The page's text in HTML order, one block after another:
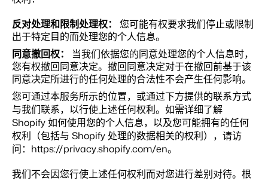
反对处理和限制处理权：
您可能有权要求我们停止或限制
出于特定目的而处理您的个人信息。
同意撤回权：
当我们依据您的同意处理您的个人信息时，
您有权撤回同意决定。撤回同意决定对于在撤回前基于该
同意决定所进行的任何处理的合法性不会产生任何影响。
您可通过本服务所示的位置，或通过下方提供的联系方式
与我们联系，以行使上述任何权利。如需详细了解
Shopify 如何使用您的个人信息，以及您可能拥有的任何
权利（包括与 Shopify 处理的数据相关的权利），请访
问：https://privacy.shopify.com/en。
我们不会因您行使上述任何权利而对您进行差别对待。根